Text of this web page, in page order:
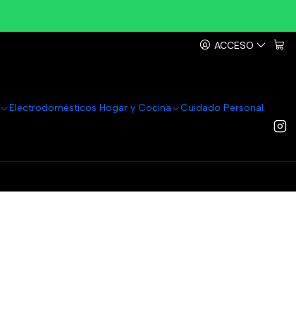
ACCESO
Electrodomésticos Hogar y Cocina Cuidado Personal